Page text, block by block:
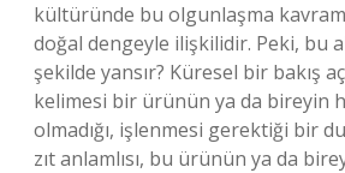
kültüründe bu olgunlaşma
doğal dengeyle ilişkilidir. Peki, bu
şekilde yansır? Küresel bir bakış
kelimesi bir ürünün ya da bireyin
olmadığı, işlenmesi gerektiği bir
zıt anlamlısı, bu ürünün ya da